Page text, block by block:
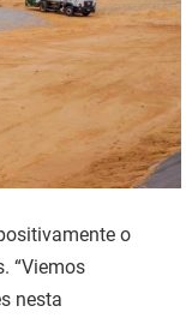
o
“Viemos
nesta